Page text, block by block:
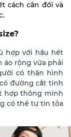
cách cân đối và
hợp với hầu hết
áo rộng vừa phải
có thân hình
đường cắt tinh
hợp thông minh
có thể tự tin tỏa